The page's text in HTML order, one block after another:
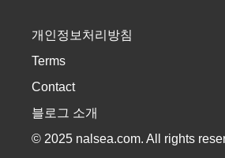
개인정보처리방침
Terms
Contact
블로그 소개
© 2025 nalsea.com. All rights